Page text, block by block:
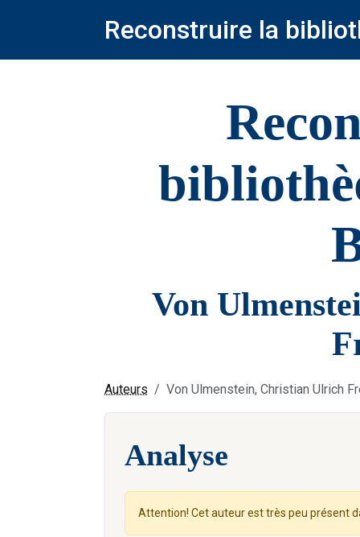
Reconstruire la
Von
Auteurs Von Ulmenstein, Christian Ulrich
Analyse
Attention! Cet auteur est très peu présent